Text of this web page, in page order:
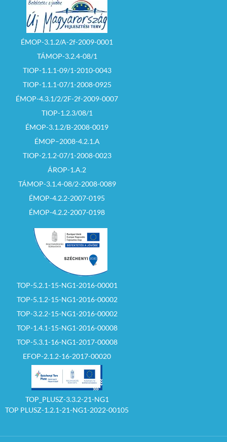
ÉMOP-3.1.2/A-2f-2009-0001
TÁMOP-3.2.4-08/1
TIOP-1.1.1-09/1-2010-0043
TIOP-1.1.1-07/1-2008-0925
ÉMOP-4.3.1/2/2F-2f-2009-0007
TIOP-1.2.3/08/1
ÉMOP-3.1.2/B-2008-0019
ÉMOP–2008-4.2.1.A
TIOP-2.1.2-07/1-2008-0023
ÁROP-1.A.2
TÁMOP-3.1.4-08/2-2008-0089
ÉMOP-4.2.2-2007-0195
ÉMOP-4.2.2-2007-0198
TOP-5.2.1-15-NG1-2016-00001
TOP-5.1.2-15-NG1-2016-00002
TOP-3.2.2-15-NG1-2016-00002
TOP-1.4.1-15-NG1-2016-00008
TOP-5.3.1-16-NG1-2017-00008
EFOP-2.1.2-16-2017-00020
TOP_PLUSZ-3.3.2-21-NG1
TOP PLUSZ-1.2.1-21-NG1-2022-00105